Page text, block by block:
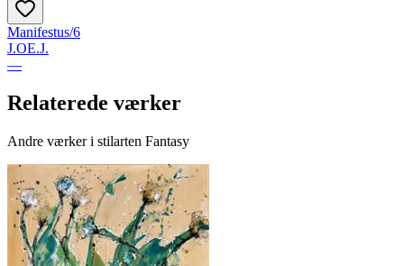
Manifestus/6
J.OE.J.
—
Relaterede værker
Andre værker i stilarten Fantasy